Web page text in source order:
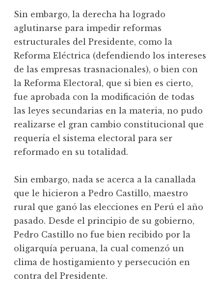
Sin embargo, la derecha ha logrado
aglutinarse para impedir reformas
estructurales del Presidente, como la
Reforma Eléctrica (defendiendo los intereses
de las empresas trasnacionales), o bien con
la Reforma Electoral, que si bien es cierto,
fue aprobada con la modificación de todas
las leyes secundarias en la materia, no pudo
realizarse el gran cambio constitucional que
requería el sistema electoral para ser
reformado en su totalidad.
Sin embargo, nada se acerca a la canallada
que le hicieron a Pedro Castillo, maestro
rural que ganó las elecciones en Perú el año
pasado. Desde el principio de su gobierno,
Pedro Castillo no fue bien recibido por la
oligarquía peruana, la cual comenzó un
clima de hostigamiento y persecución en
contra del Presidente.